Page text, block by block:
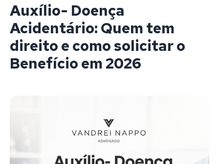
Auxílio- Doença
Acidentário: Quem tem
direito e como solicitar o
Benefício em 2026